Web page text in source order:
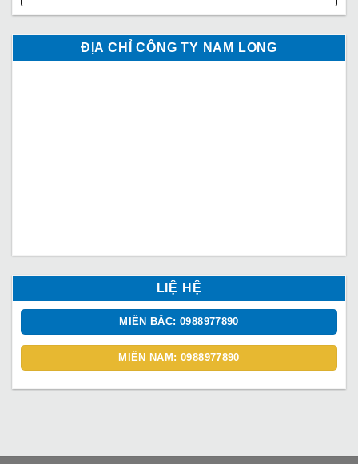
ĐỊA CHỈ CÔNG TY NAM LONG
LIỆ HỆ
MIỀN BẮC: 0988977890
MIỀN NAM: 0988977890